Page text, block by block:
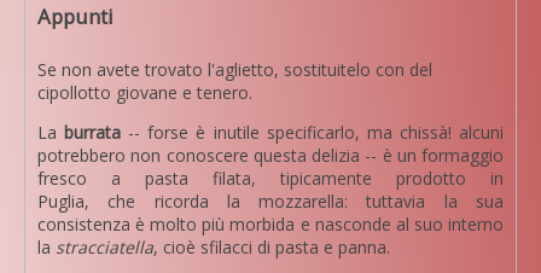
Appunti
Se non avete trovato l'aglietto, sostituitelo con del
cipollotto giovane e tenero.
Laburrata -- forse è inutile specificarlo, ma chissà! alcuni
potrebbero non conoscere questa delizia -- è un formaggio
fresco a pasta filata, tipicamente prodotto in
Puglia, che ricorda la mozzarella: tuttavia la sua
consistenza è molto più morbida e nasconde al suo interno
la stracciatella, cioè sfilacci di pasta e panna.